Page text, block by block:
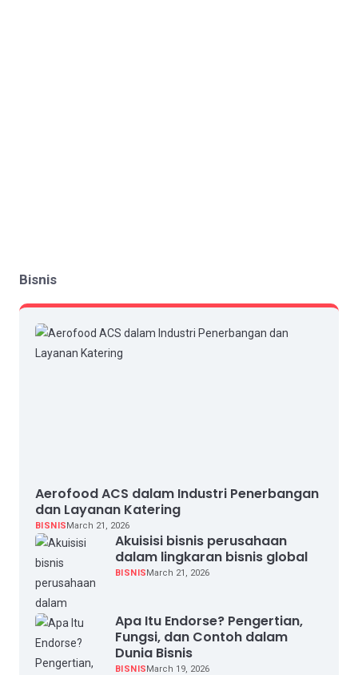
Bisnis
Aerofood ACS dalam Industri Penerbangan
dan Layanan Katering
BISNISMarch 21, 2026
Akuisisi bisnis perusahaan
dalam lingkaran bisnis global
BISNISMarch 21, 2026
Apa Itu Endorse? Pengertian,
Fungsi, dan Contoh dalam
Dunia Bisnis
BISNISMarch 19, 2026